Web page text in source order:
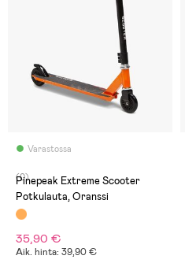
Varastossa
(0)
Pinepeak Extreme Scooter
Potkulauta, Oranssi
35,90 €
Aik. hinta: 39,90 €